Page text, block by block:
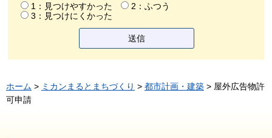
1：見つけやすかった
2：ふつう
3：見つけにくかった
ホーム > ミカンまるとまちづくり > 都市計画・建築 > 屋外広告物許
可申請